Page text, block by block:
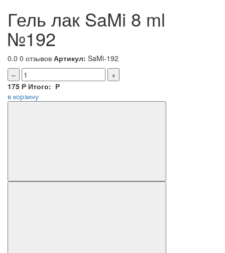
Гель лак SaMi 8 ml
№192
0.0 0 отзывов Артикул: SaMi-192
–
+
175 Р Итого: Р
в корзину